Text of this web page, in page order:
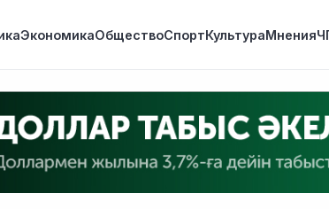
ЭкономикаОбществоСпортКультураМнения